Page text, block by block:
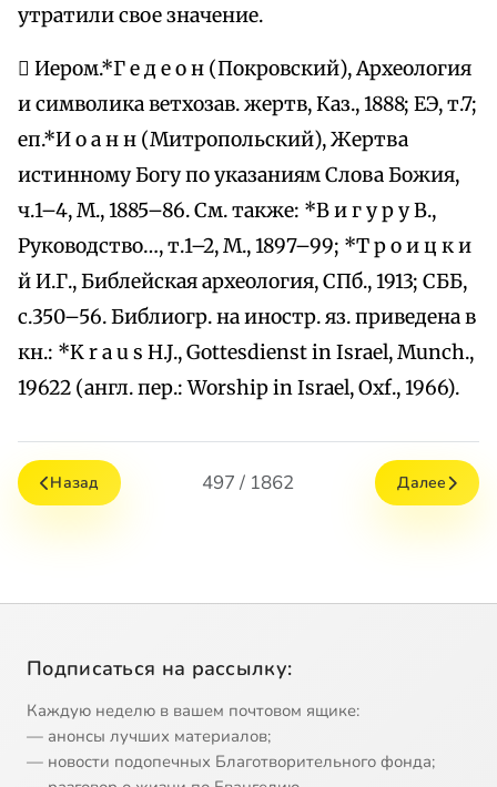
утратили свое значение.
 Иером.*Г е д е о н (Покровский), Археология
и символика ветхозав. жертв, Каз., 1888; ЕЭ, т.7;
еп.*И о а н н (Митропольский), Жертва
истинному Богу по указаниям Слова Божия,
ч.1–4, М., 1885–86. См. также: *В и г у р у В.,
Руководство…, т.1–2, М., 1897–99; *Т р о и ц к и
й И.Г., Библейская археология, СПб., 1913; СББ,
с.350–56. Библиогр. на иностр. яз. приведена в
кн.: *K r a u s H.J., Gottesdienst in Israel, Munch.,
19622 (англ. пер.: Worship in Israel, Oxf., 1966).
Назад 497 / 1862 Далее
Подписаться на рассылку:
Каждую неделю в вашем почтовом ящике:
— анонсы лучших материалов;
— новости подопечных Благотворительного фонда;